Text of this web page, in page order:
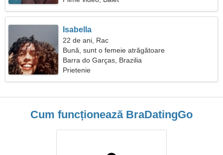
Isabella
22 de ani, Rac
Bună, sunt o femeie atrăgătoare
Barra do Garças, Brazilia
Prietenie
Cum funcționează BraDatingGo